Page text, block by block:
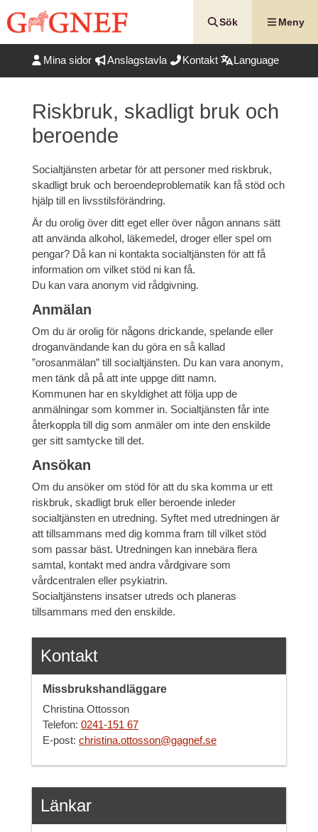
till
Sök Meny
Mina sidor Anslagstavla Kontakt Language
Riskbruk, skadligt bruk och
beroende
Socialtjänsten arbetar för att personer med riskbruk,
skadligt bruk och beroendeproblematik kan få stöd och
hjälp till en livsstilsförändring.
Är du orolig över ditt eget eller över någon annans sätt
att använda alkohol, läkemedel, droger eller spel om
pengar? Då kan ni kontakta socialtjänsten för att få
information om vilket stöd ni kan få.
Du kan vara anonym vid rådgivning.
Anmälan
Om du är orolig för någons drickande, spelande eller
droganvändande kan du göra en så kallad
”orosanmälan” till socialtjänsten. Du kan vara anonym,
men tänk då på att inte uppge ditt namn.
Kommunen har en skyldighet att följa upp de
anmälningar som kommer in. Socialtjänsten får inte
återkoppla till dig som anmäler om inte den enskilde
ger sitt samtycke till det.
Ansökan
Om du ansöker om stöd för att du ska komma ur ett
riskbruk, skadligt bruk eller beroende inleder
socialtjänsten en utredning. Syftet med utredningen är
att tillsammans med dig komma fram till vilket stöd
som passar bäst. Utredningen kan innebära flera
samtal, kontakt med andra vårdgivare som
vårdcentralen eller psykiatrin.
Socialtjänstens insatser utreds och planeras
tillsammans med den enskilde.
Kontakt
Missbrukshandläggare
Christina Ottosson
Telefon:0241-151 67
E-post:christina.ottosson@gagnef.se
Länkar